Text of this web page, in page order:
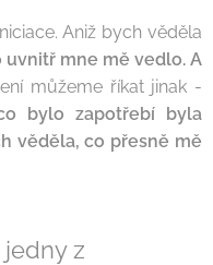
Aniž bych věděla
uvnitř mne mě vedlo. A
můžeme říkat jinak -
bylo zapotřebí byla
věděla, co přesně mě
z